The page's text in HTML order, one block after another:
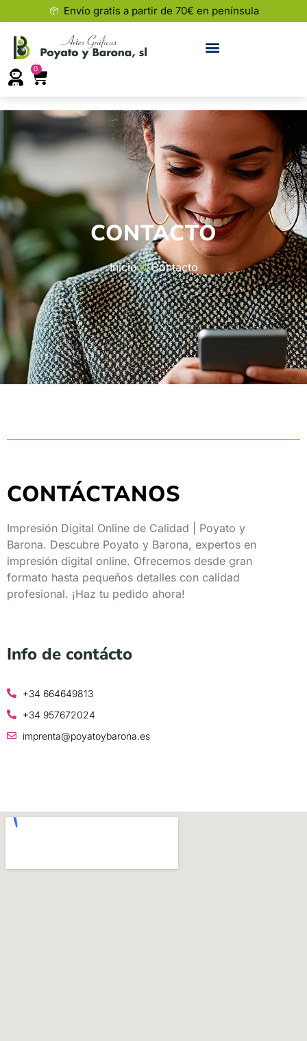
Envío gratis a partir de 70€ en península
0
CONTACTO
Inicio Contacto
CONTÁCTANOS
Impresión Digital Online de Calidad | Poyato y
Barona. Descubre Poyato y Barona, expertos en
impresión digital online. Ofrecemos desde gran
formato hasta pequeños detalles con calidad
profesional. ¡Haz tu pedido ahora!
Info de contácto
+34 664649813
+34 957672024
imprenta@poyatoybarona.es